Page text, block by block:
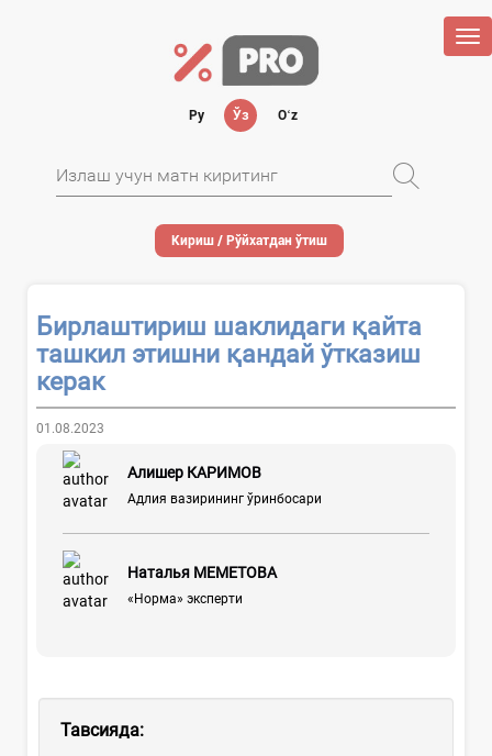
Ру Ўз Oʻz
Кириш / Рўйхатдан ўтиш
Бирлаштириш шаклидаги қайта
ташкил этишни қандай ўтказиш
керак
01.08.2023
Алишер КАРИМОВ
Адлия вазирининг ўринбосари
Наталья МЕМЕТОВА
«Норма» эксперти
Тавсияда: